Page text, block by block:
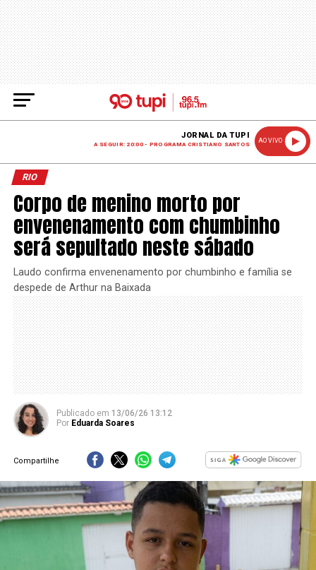
JORNAL DA TUPI
A SEGUIR: 20:00 - PROGRAMA CRISTIANO SANTOS
AO VIVO
RIO
Corpo de menino morto por
envenenamento com chumbinho
será sepultado neste sábado
Laudo confirma envenenamento por chumbinho e família se
despede de Arthur na Baixada
Publicado em 13/06/26 13:12
Por Eduarda Soares
Compartilhe